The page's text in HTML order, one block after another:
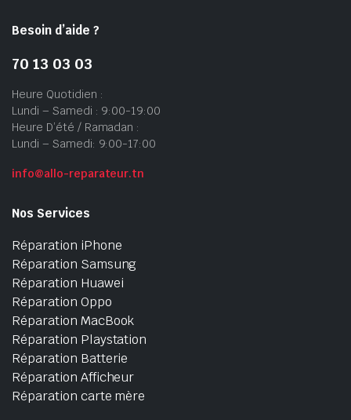
Besoin d’aide ?
70 13 03 03
Heure Quotidien :
Lundi – Samedi : 9:00-19:00
Heure D’été / Ramadan :
Lundi – Samedi: 9:00-17:00
info@allo-reparateur.tn
Nos Services
Réparation iPhone
Réparation Samsung
Réparation Huawei
Réparation Oppo
Réparation MacBook
Réparation Playstation
Réparation Batterie
Réparation Afficheur
Réparation carte mère